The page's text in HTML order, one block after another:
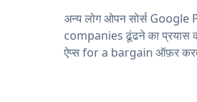
अन्य लोग ओपन सोर्स Google
companies ढूंढने का
ऐप्स for a bargain ऑफ़र